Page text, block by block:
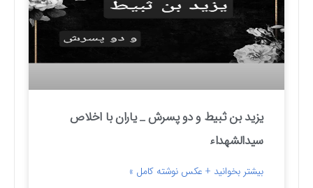
یزید بن ثبیط و دو پسرش _ یاران با اخلاص
سیدالشهداء
بیشتر بخوانید + عکس نوشته کامل »